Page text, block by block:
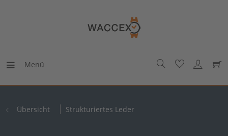
Menü
Übersicht Strukturiertes Leder